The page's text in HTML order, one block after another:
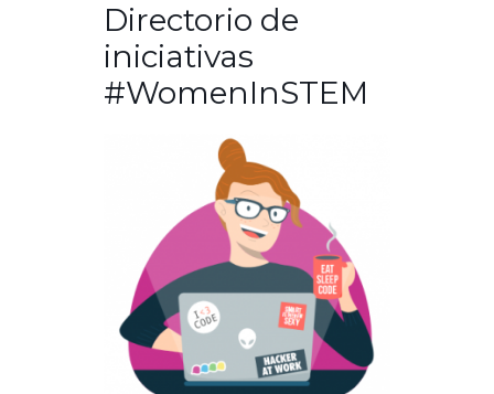
Directorio de
iniciativas
#WomenInSTEM